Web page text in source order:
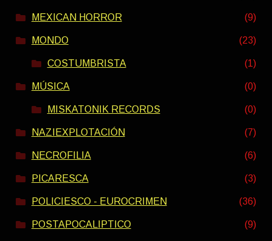
MEXICAN HORROR (9)
MONDO (23)
COSTUMBRISTA (1)
MÚSICA (0)
MISKATONIK RECORDS (0)
NAZIEXPLOTACIÓN (7)
NECROFILIA (6)
PICARESCA (3)
POLICIESCO - EUROCRIMEN (36)
POSTAPOCALIPTICO (9)